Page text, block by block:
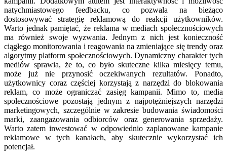
natychmiastowego feedbacku, co pozwala na bieżąco
dostosowywać strategię reklamową do reakcji użytkowników.
Warto jednak pamiętać, że reklama w mediach społecznościowych
ma również swoje wyzwania. Jednym z nich jest konieczność
ciągłego monitorowania i reagowania na zmieniające się trendy oraz
algorytmy platform społecznościowych. Dynamiczny charakter tych
mediów sprawia, że to, co było skuteczne kilka miesięcy temu,
może już nie przynosić oczekiwanych rezultatów. Ponadto,
użytkownicy coraz częściej korzystają z narzędzi do blokowania
reklam, co może ograniczać zasięg kampanii. Mimo to, media
społecznościowe pozostają jednym z najpotężniejszych narzędzi
marketingowych, szczególnie w zakresie budowania świadomości
marki, zaangażowania odbiorców oraz generowania sprzedaży.
Warto zatem inwestować w odpowiednio zaplanowane kampanie
reklamowe w tych kanałach, aby skutecznie wykorzystać ich
potencjał.